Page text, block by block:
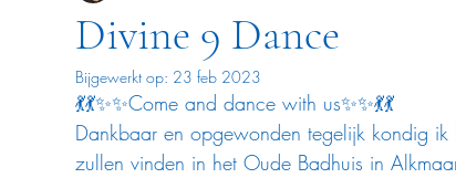
Divine 9 Dance
Bijgewerkt op: 23 feb 2023
💃💃✨✨Come and dance with us✨✨💃💃
Dankbaar en opgewonden tegelijk kondig
zullen vinden in het Oude Badhuis in